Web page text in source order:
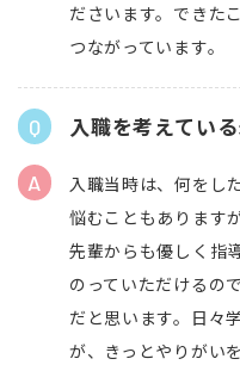
ださいます。できた
つながっています。
入職を考えてい
入職当時は、何をし
悩むこともあります
先輩からも優しく指
のっていただけるの
だと思います。日々
が、きっとやりがい